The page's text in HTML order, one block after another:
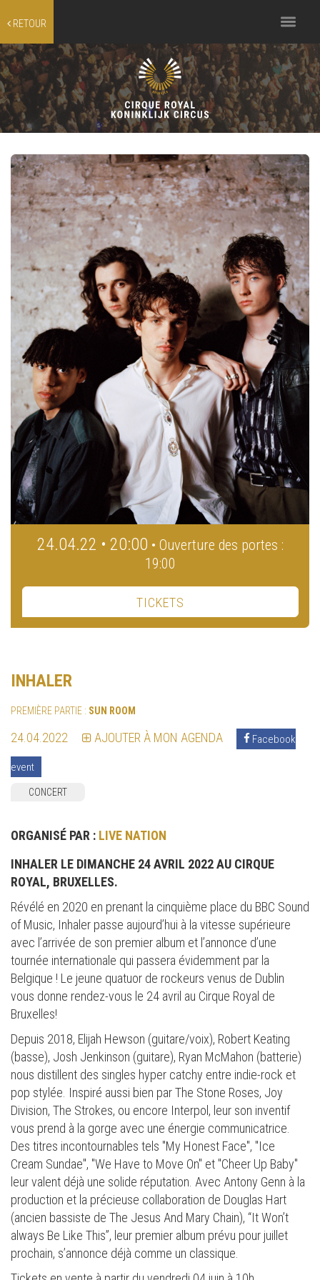
RETOUR
Toggle
navigation
24.04.22 • 20:00 • Ouverture des portes :
19:00
TICKETS
INHALER
PREMIÈRE PARTIE : SUN ROOM
24.04.2022 AJOUTER À MON AGENDA Facebook
event
CONCERT
ORGANISÉ PAR : LIVE NATION
INHALER LE DIMANCHE 24 AVRIL 2022 AU CIRQUE
ROYAL, BRUXELLES.
Révélé en 2020 en prenant la cinquième place du BBC Sound
of Music, Inhaler passe aujourd’hui à la vitesse supérieure
avec l’arrivée de son premier album et l’annonce d’une
tournée internationale qui passera évidemment par la
Belgique ! Le jeune quatuor de rockeurs venus de Dublin
vous donne rendez-vous le 24 avril au Cirque Royal de
Bruxelles!
Depuis 2018, Elijah Hewson (guitare/voix), Robert Keating
(basse), Josh Jenkinson (guitare), Ryan McMahon (batterie)
nous distillent des singles hyper catchy entre indie-rock et
pop stylée. Inspiré aussi bien par The Stone Roses, Joy
Division, The Strokes, ou encore Interpol, leur son inventif
vous prend à la gorge avec une énergie communicatrice.
Des titres incontournables tels "My Honest Face", "Ice
Cream Sundae", "We Have to Move On" et "Cheer Up Baby"
leur valent déjà une solide réputation. Avec Antony Genn à la
production et la précieuse collaboration de Douglas Hart
(ancien bassiste de The Jesus And Mary Chain), “It Won’t
always Be Like This”, leur premier album prévu pour juillet
prochain, s’annonce déjà comme un classique.